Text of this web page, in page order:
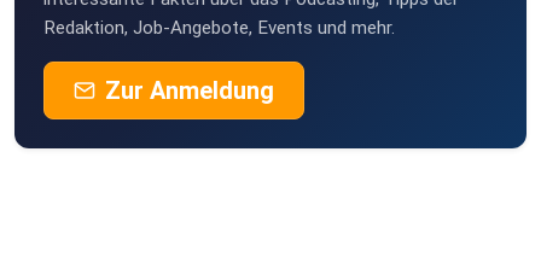
Redaktion, Job-Angebote, Events und mehr.
Zur Anmeldung